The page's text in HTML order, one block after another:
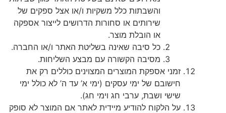
והשבתות כלל משקיות ו/או אצל ספקים של
שירותים או סחורות הדרושים לייצור אספקה
או הובלת מוצר.
כל סיבה שאינה בשליטת האתר ו/או החברה.
מסיבה הקשורה עם מבצע השליחות.
זמני אספקת המוצרים המצוינים כוללים רק את
חישובם של ימי עסקים (ימי א’ עד ה’ לא כולל ימי
שישי ושבת, ערבי חג וימי חג).
על הלקוח להודיע מיידית לאתר אם המוצר לא סופק